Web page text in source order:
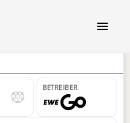
BETREIBER